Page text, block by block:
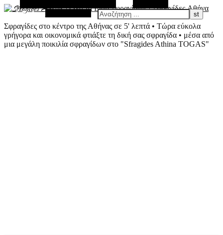
Σφραγίδες στο κέντρο της Αθήνας σε 5' λεπτά • Τώρα εύκολα
γρήγορα και οικονομικά φτιάξτε τη δική σας σφραγίδα • μέσα από
μια μεγάλη ποικιλία σφραγίδων στο "Sfragides Athina TOGAS"
Τυχαίο Άρθρο
Αναζήτηση